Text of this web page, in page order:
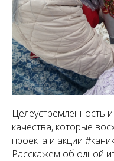
Целеустремленность
качества, которые
проекта и акции
Расскажем об одной